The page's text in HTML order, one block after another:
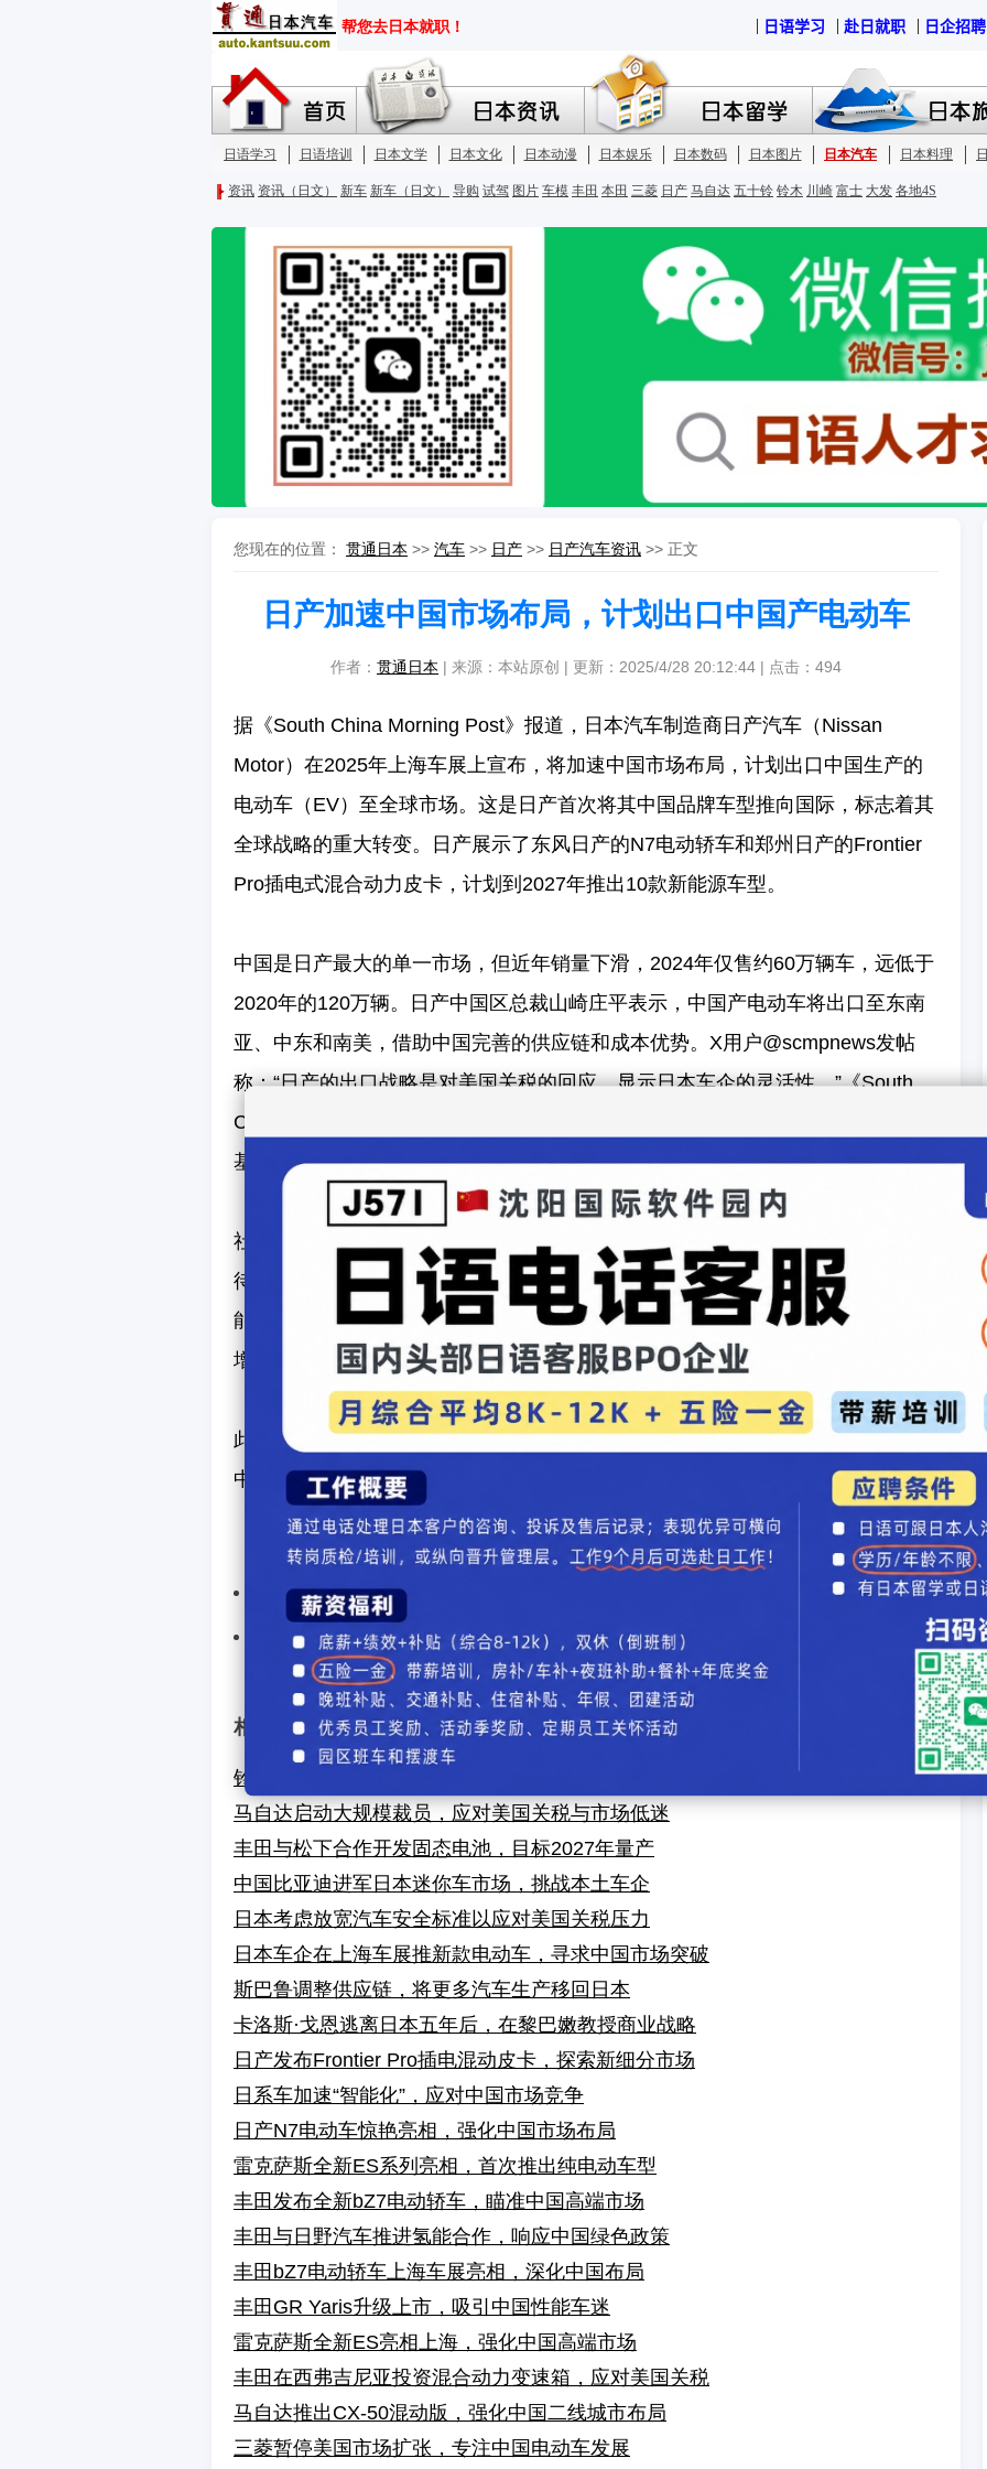
您现在的位置： 贯通日本 >> 汽车 >> 日产 >> 日产汽车资讯 >> 正文
日产加速中国市场布局，计划出口中国产电动车
作者： 贯通日本 | 来源：本站原创 | 更新：2025/4/28 20:12:44 | 点击： 494
据《South China Morning Post》报道，日本汽车制造商日产汽车（Nissan
Motor）在2025年上海车展上宣布，将加速中国市场布局，计划出口中国生产的
电动车（EV）至全球市场。这是日产首次将其中国品牌车型推向国际，标志着其
全球战略的重大转变。日产展示了东风日产的N7电动轿车和郑州日产的Frontier
Pro插电式混合动力皮卡，计划到2027年推出10款新能源车型。
中国是日产最大的单一市场，但近年销量下滑，2024年仅售约60万辆车，远低于
2020年的120万辆。日产中国区总裁山崎庄平表示，中国产电动车将出口至东南
亚、中东和南美，借助中国完善的供应链和成本优势。X用户@scmpnews发帖
称：“日产的出口战略是对美国关税的回应，显示日本车企的灵活性。”《South
China Morning Post》指出，美国25%汽车关税促使日产将中国视为生产和出口
基地。
社交媒体上，“#NissanChina”话题引发讨论，网友对日产的全球化战略表示期
待，但也有人担忧中国产车型的品牌接受度。分析人士认为，日产的出口计划可
能缓解美国市场压力，但需解决质量控制和本地化需求。日产计划2025年在上海
增设研发中心，开发智能驾驶技术，以吸引年轻消费者。
此战略还反映了日本车企在全球电动车竞争中的新定位。日产计划在2026年实现
中国市场30%的电动车销量占比，挑战本土品牌比亚迪和吉利。
汽车录入：贯通日本语 责任编辑：贯通日本语
上一篇汽车：卡洛斯·戈恩逃离日本五年后，在黎巴嫩教授商业战略
下一篇汽车：日产加速智能驾驶研发，计划2027年量产L4级自动驾驶
【发表评论】【 加入收藏】【告诉好友】【打印此文 关闭窗口】
相关文章
铃木加速电动迷你车开发，应对中国竞争压力
马自达启动大规模裁员，应对美国关税与市场低迷
丰田与松下合作开发固态电池，目标2027年量产
中国比亚迪进军日本迷你车市场，挑战本土车企
日本考虑放宽汽车安全标准以应对美国关税压力
日本车企在上海车展推新款电动车，寻求中国市场突破
斯巴鲁调整供应链，将更多汽车生产移回日本
卡洛斯·戈恩逃离日本五年后，在黎巴嫩教授商业战略
日产发布Frontier Pro插电混动皮卡，探索新细分市场
日系车加速“智能化”，应对中国市场竞争
日产N7电动车惊艳亮相，强化中国市场布局
雷克萨斯全新ES系列亮相，首次推出纯电动车型
丰田发布全新bZ7电动轿车，瞄准中国高端市场
丰田与日野汽车推进氢能合作，响应中国绿色政策
丰田bZ7电动轿车上海车展亮相，深化中国布局
丰田GR Yaris升级上市，吸引中国性能车迷
雷克萨斯全新ES亮相上海，强化中国高端市场
丰田在西弗吉尼亚投资混合动力变速箱，应对美国关税
马自达推出CX-50混动版，强化中国二线城市布局
三菱暂停美国市场扩张，专注中国电动车发展